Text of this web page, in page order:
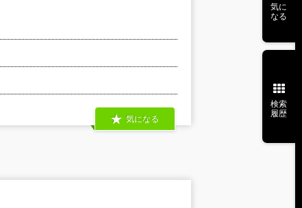
気になる
気に
なる
検索
履歴